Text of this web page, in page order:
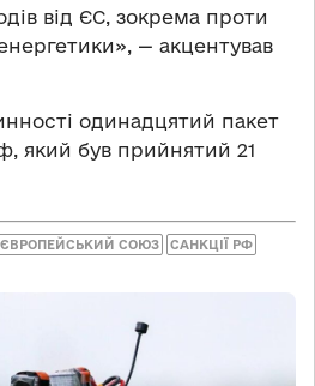
від ЄС, зокрема проти
— акцентував
одинадцятий пакет
який був прийнятий 21
ЄВРОПЕЙСЬКИЙ СОЮЗ САНКЦІЇ РФ